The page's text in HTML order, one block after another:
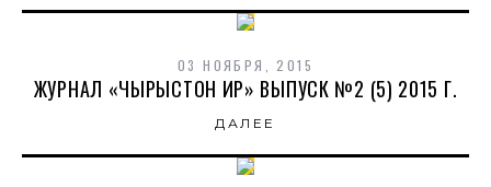
03 НОЯБРЯ, 2015
ЖУРНАЛ «ЧЫРЫСТОН ИР» ВЫПУСК №2 (5) 2015 Г.
ДАЛЕЕ